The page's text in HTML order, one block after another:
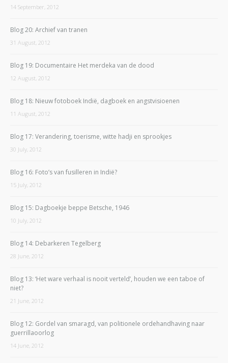
14 September, 2012
Blog 20: Archief van tranen
31 August, 2012
Blog 19: Documentaire Het merdeka van de dood
12 August, 2012
Blog 18: Nieuw fotoboek Indië, dagboek en angstvisioenen
11 August, 2012
Blog 17: Verandering, toerisme, witte hadji en sprookjes
30 July, 2012
Blog 16: Foto’s van fusilleren in Indië?
15 July, 2012
Blog 15: Dagboekje beppe Betsche, 1946
10 July, 2012
Blog 14: Debarkeren Tegelberg
28 June, 2012
Blog 13: ‘Het ware verhaal is nooit verteld’, houden we een taboe of
niet?
21 June, 2012
Blog 12: Gordel van smaragd, van politionele ordehandhaving naar
guerrillaoorlog
14 June, 2012